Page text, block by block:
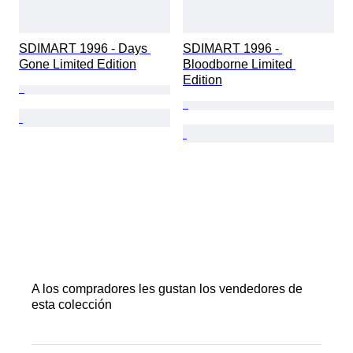
SDIMART 1996 - Days
Gone Limited Edition
SDIMART 1996 -
Bloodborne Limited
Edition
A los compradores les gustan los vendedores de
esta colección